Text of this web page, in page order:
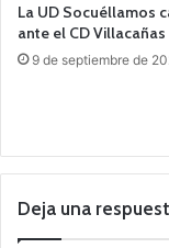
La UD Socuéllamos
ante el CD Villacañas
9 de septiembre de
Deja una